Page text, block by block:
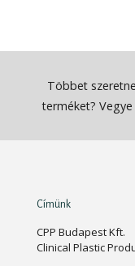
Többet
terméket?
Címünk
CPP Budapest Kft.
Clinical Plastic